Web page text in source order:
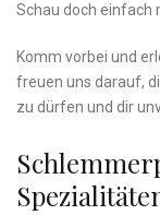
Schau doch⁢ einfach
Komm⁣ vorbei und
freuen uns darauf,
zu dürfen und dir